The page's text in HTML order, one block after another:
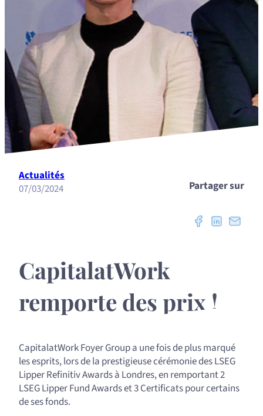
Actualités
07/03/2024
Partager sur
CapitalatWork
remporte des prix !
CapitalatWork Foyer Group a une fois de plus marqué
les esprits, lors de la prestigieuse cérémonie des LSEG
Lipper Refinitiv Awards à Londres, en remportant 2
LSEG Lipper Fund Awards et 3 Certificats pour certains
de ses fonds.